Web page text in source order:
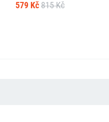
579 Kč 815 Kč